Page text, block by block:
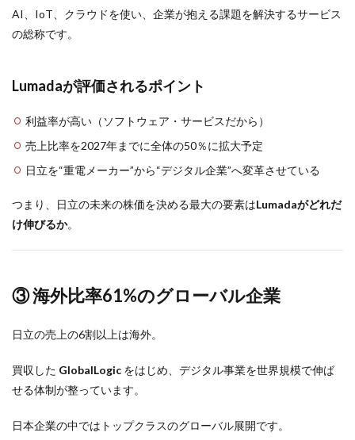
AI、IoT、クラウドを使い、企業が抱える課題を解決するサービス
の総称です。
Lumadaが評価されるポイント
利益率が高い（ソフトウェア・サービスだから）
売上比率を2027年までに全体の50％に拡大予定
日立を“重電メーカー”から“デジタル企業”へ変革させている
つまり、日立の未来の株価を決める最大の要素はLumadaがどれだ
け伸びるか。
③ 海外比率61%のグローバル企業
日立の売上の6割以上は海外。
買収した GlobalLogic をはじめ、デジタル事業を世界規模で伸ば
せる体制が整っています。
日本企業の中ではトップクラスのグローバル展開です。